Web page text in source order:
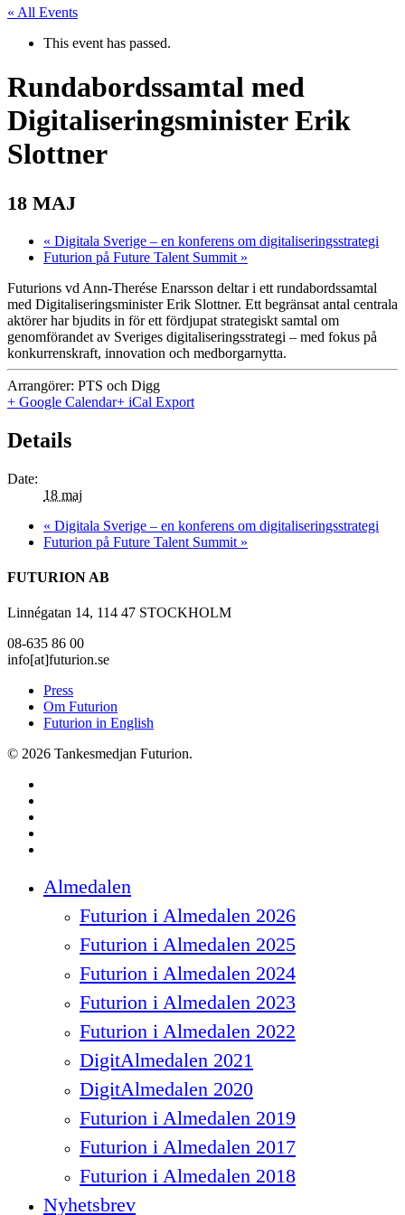
« All Events
This event has passed.
Rundabordssamtal med
Digitaliseringsminister Erik
Slottner
18 MAJ
« Digitala Sverige – en konferens om digitaliseringsstrategi
Futurion på Future Talent Summit »
Futurions vd Ann-Therése Enarsson deltar i ett rundabordssamtal
med Digitaliseringsminister Erik Slottner. Ett begränsat antal centrala
aktörer har bjudits in för ett fördjupat strategiskt samtal om
genomförandet av Sveriges digitaliseringsstrategi – med fokus på
konkurrenskraft, innovation och medborgarnytta.
Arrangörer: PTS och Digg
+ Google Calendar+ iCal Export
Details
Date:
18 maj
« Digitala Sverige – en konferens om digitaliseringsstrategi
Futurion på Future Talent Summit »
FUTURION AB
Linnégatan 14, 114 47 STOCKHOLM
08-635 86 00
info[at]futurion.se
Press
Om Futurion
Futurion in English
© 2026 Tankesmedjan Futurion.
Menu
Almedalen
Futurion i Almedalen 2026
Futurion i Almedalen 2025
Futurion i Almedalen 2024
Futurion i Almedalen 2023
Futurion i Almedalen 2022
DigitAlmedalen 2021
DigitAlmedalen 2020
Futurion i Almedalen 2019
Futurion i Almedalen 2017
Futurion i Almedalen 2018
Nyhetsbrev